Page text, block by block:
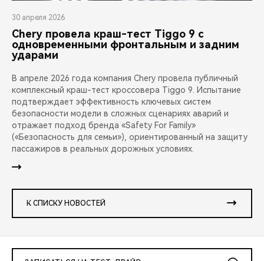
30 апреля 2026
Chery провела краш-тест Tiggo 9 с
одновременными фронтальным и задним
ударами
В апреле 2026 года компания Chery провела публичный
комплексный краш-тест кроссовера Tiggo 9. Испытание
подтверждает эффективность ключевых систем
безопасности модели в сложных сценариях аварий и
отражает подход бренда «Safety For Family»
(«Безопасность для семьи»), ориентированный на защиту
пассажиров в реальных дорожных условиях.
К СПИСКУ НОВОСТЕЙ